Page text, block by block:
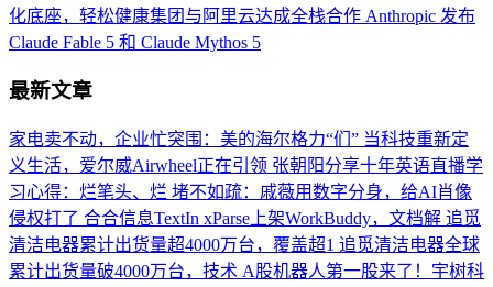
化底座，轻松健康集团与阿里云达成全栈合作 Anthropic 发布
Claude Fable 5 和 Claude Mythos 5
最新文章
家电卖不动，企业忙突围：美的海尔格力“们” 当科技重新定
义生活，爱尔威Airwheel正在引领 张朝阳分享十年英语直播学
习心得：烂笔头、烂 堵不如疏：戚薇用数字分身，给AI肖像
侵权打了 合合信息TextIn xParse上架WorkBuddy，文档解 追觅
清洁电器累计出货量超4000万台，覆盖超1 追觅清洁电器全球
累计出货量破4000万台，技术 A股机器人第一股来了！宇树科